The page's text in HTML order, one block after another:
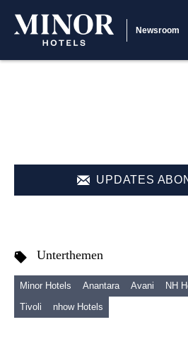
Newsroom
Unterthemen
Minor Hotels Anantara Avani NH
Tivoli
nhow Hotels
UPDATES